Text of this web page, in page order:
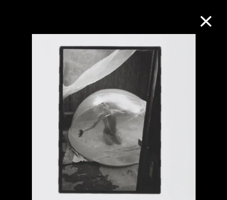
M+藏品
进一步筛选
关于M+藏品
探索世界顶级的二十及二十一世纪视觉